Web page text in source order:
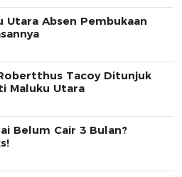
Utara Absen Pembukaan
Tacoy Ditunjuk
Maluku Utara
Belum Cair 3 Bulan?